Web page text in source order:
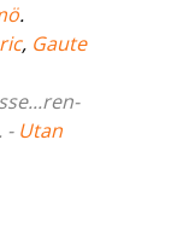
.
, Gaute
- Utan